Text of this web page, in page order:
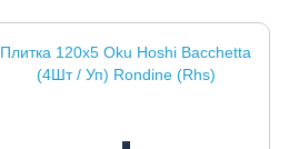
Плитка 120x5 Oku Hoshi Bacchetta
(4Шт / Уп) Rondine (Rhs)